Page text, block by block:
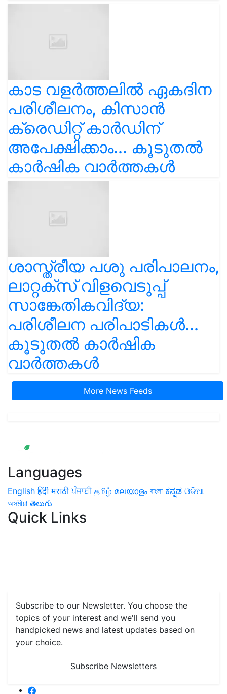
കാട വളര്‍ത്തലിൽ ഏകദിന
പരിശീലനം, കിസാൻ
ക്രെഡിറ്റ് കാർഡിന്
അപേക്ഷിക്കാം... കൂടുതൽ
കാർഷിക വാർത്തകൾ
ശാസ്ത്രീയ പശു പരിപാലനം,
ലാറ്റക്സ് വിളവെടുപ്പ്
സാങ്കേതികവിദ്യ:
പരിശീലന പരിപാടികൾ...
കൂടുതൽ കാർഷിക
വാർത്തകൾ
More News Feeds
Languages
English हिंदी मराठी ਪੰਜਾਬੀ தமிழ் മലയാളം বাংলা ಕನ್ನಡ ଓଡିଆ
অসমীয়া తెలుగు
Quick Links
Subscribe to our Newsletter. You choose the
topics of your interest and we'll send you
handpicked news and latest updates based on
your choice.
Subscribe Newsletters